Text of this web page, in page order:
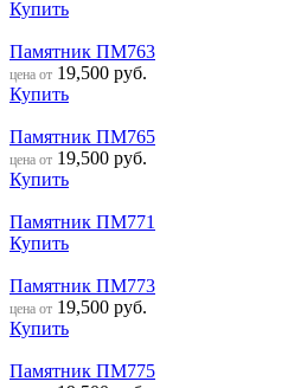
Купить
Памятник ПМ763
цена от 19,500 руб.
Купить
Памятник ПМ765
цена от 19,500 руб.
Купить
Памятник ПМ771
Купить
Памятник ПМ773
цена от 19,500 руб.
Купить
Памятник ПМ775